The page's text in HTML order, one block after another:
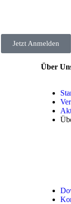
Jetzt Anmelden
Über